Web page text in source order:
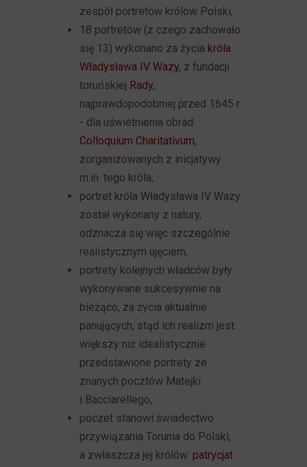
zespół portretów królów Polski,
18 portretów (z czego zachowało
się 13) wykonano za życia króla
Władysława IV Wazy, z fundacji
toruńskiej Rady,
najprawdopodobniej przed 1645 r.
- dla uświetnienia obrad
Colloquium Charitativum,
zorganizowanych z inicjatywy
m.in. tego króla,
portret króla Władysława IV Wazy
został wykonany z natury,
odznacza się więc szczególnie
realistycznym ujęciem,
portrety kolejnych władców były
wykonywane sukcesywnie na
bieżąco, za życia aktualnie
panujących, stąd ich realizm jest
większy niż idealistycznie
przedstawione portrety ze
znanych pocztów Matejki
i Bacciarellego,
poczet stanowi świadectwo
przywiązania Torunia do Polski,
a zwłaszcza jej królów: patrycjat